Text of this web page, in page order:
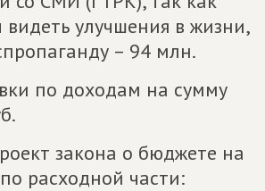
улучшения в жизни,
– 94 млн.
по доходам на сумму
закона о бюджете на
расходной части: